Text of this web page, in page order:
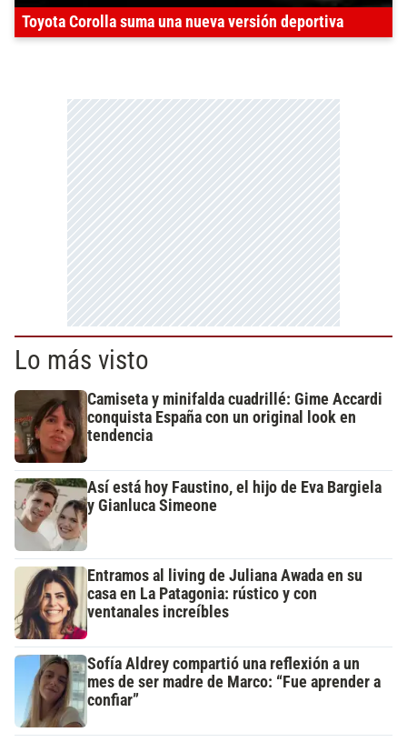
Toyota Corolla suma una nueva versión deportiva
Lo más visto
Camiseta y minifalda cuadrillé: Gime Accardi
conquista España con un original look en
tendencia
Así está hoy Faustino, el hijo de Eva Bargiela
y Gianluca Simeone
Entramos al living de Juliana Awada en su
casa en La Patagonia: rústico y con
ventanales increíbles
Sofía Aldrey compartió una reflexión a un
mes de ser madre de Marco: “Fue aprender a
confiar”